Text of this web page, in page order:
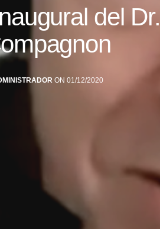
del
ON 01/12/2020